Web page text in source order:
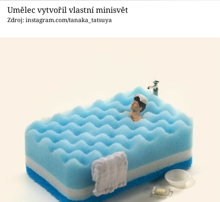
Umělec vytvořil vlastní minisvět
Zdroj: instagram.com/tanaka_tatsuya